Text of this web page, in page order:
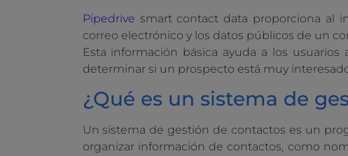
Pipedrive smart contact data proporciona al
correo electrónico y los datos públicos de un
Esta información básica ayuda a los
determinar si un prospecto está muy
¿Qué es un sistema de
Un sistema de gestión de contactos es un
organizar información de contactos, como